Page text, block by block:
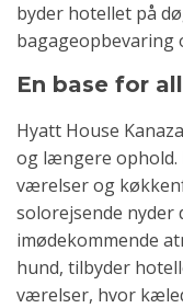
byder hotellet på
bagageopbevaring
En base for
Hyatt House
og længere ophold.
værelser og
solorejsende nyder
imødekommende
hund, tilbyder
værelser, hvor